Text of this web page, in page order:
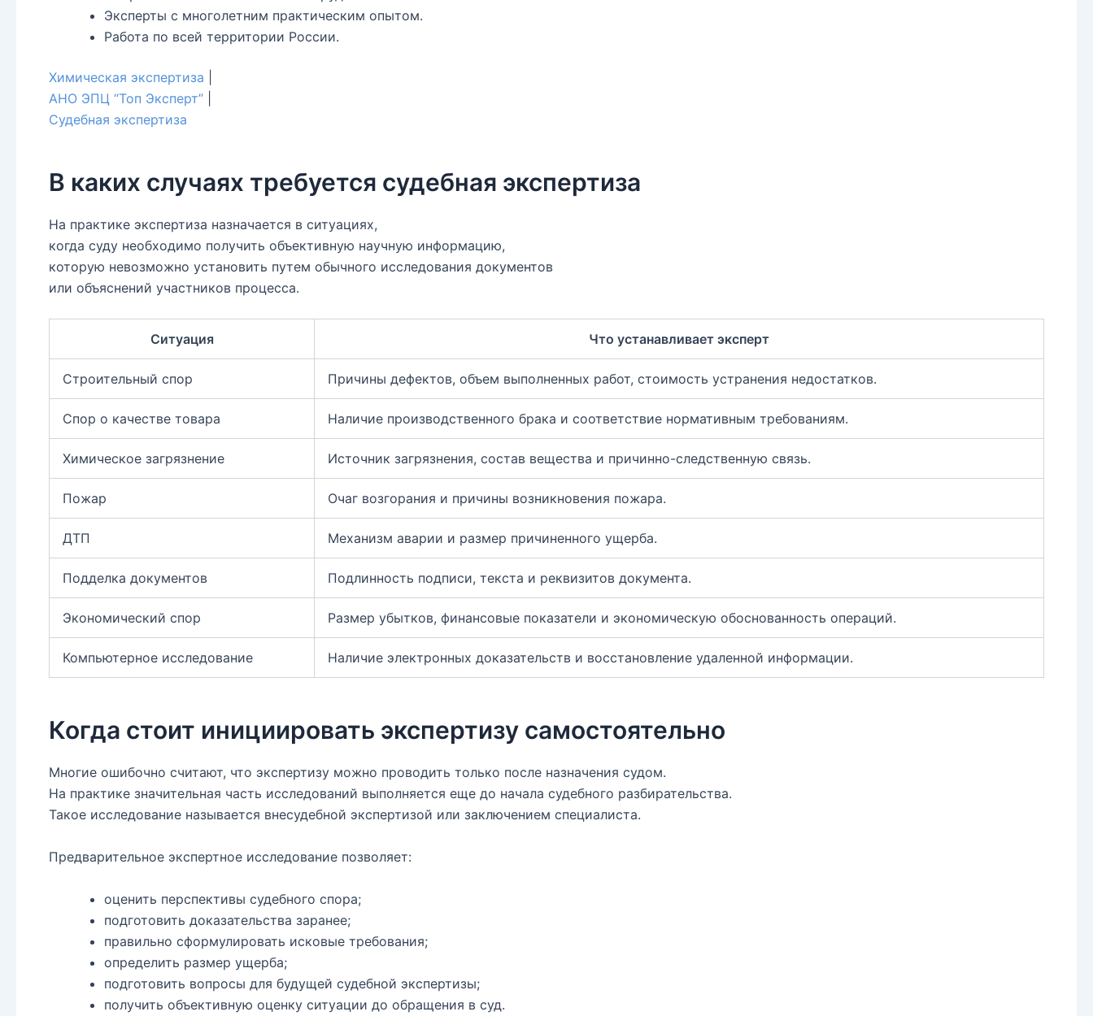
Эксперты с многолетним практическим опытом.
Работа по всей территории России.
Химическая экспертиза
АНО ЭПЦ “Топ Эксперт”
Судебная экспертиза
В каких случаях требуется судебная экспертиза
На практике экспертиза назначается в ситуациях,
когда суду необходимо получить объективную научную информацию,
которую невозможно установить путем обычного исследования документов
или объяснений участников процесса.
Ситуация Что устанавливает эксперт
Строительный спор Причины дефектов, объем выполненных работ, стоимость устранения недостатков.
Спор о качестве товара Наличие производственного брака и соответствие нормативным требованиям.
Химическое загрязнение Источник загрязнения, состав вещества и причинно-следственную связь.
Пожар Очаг возгорания и причины возникновения пожара.
ДТП Механизм аварии и размер причиненного ущерба.
Подделка документов Подлинность подписи, текста и реквизитов документа.
Экономический спор Размер убытков, финансовые показатели и экономическую обоснованность операций.
Компьютерное исследование Наличие электронных доказательств и восстановление удаленной информации.
Когда стоит инициировать экспертизу самостоятельно
Многие ошибочно считают, что экспертизу можно проводить только после назначения судом.
На практике значительная часть исследований выполняется еще до начала судебного разбирательства.
Такое исследование называется внесудебной экспертизой или заключением специалиста.
Предварительное экспертное исследование позволяет:
оценить перспективы судебного спора;
подготовить доказательства заранее;
правильно сформулировать исковые требования;
определить размер ущерба;
подготовить вопросы для будущей судебной экспертизы;
получить объективную оценку ситуации до обращения в суд.